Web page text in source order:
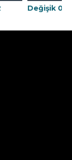
Değişik 09